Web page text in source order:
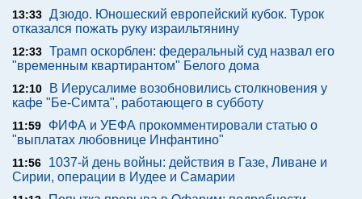
13:33 Дзюдо. Юношеский европейский кубок. Турок
отказался пожать руку израильтянину
12:33 Трамп оскорблен: федеральный суд назвал его
"временным квартирантом" Белого дома
12:10
В Иерусалиме возобновились столкновения у
кафе "Бе-Симта", работающего в субботу
11:59
ФИФА и УЕФА прокомментировали статью о
"выплатах любовнице Инфантино"
11:56
1037-й день войны: действия в Газе, Ливане и
Сирии, операции в Иудее и Самарии